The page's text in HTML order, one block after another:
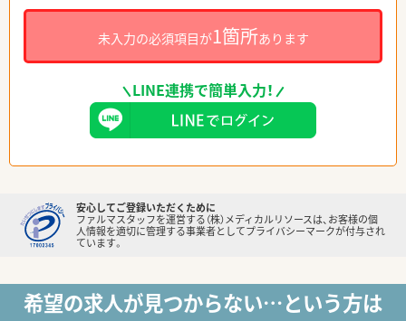
未入力の必須項目が1箇所あります
LINE連携で簡単入力！
安心してご登録いただくために
ファルマスタッフを運営する（株）メディカルリソースは、お客様の個
人情報を適切に管理する事業者としてプライバシーマークが付与され
ています。
希望の求人が見つからない…という方は